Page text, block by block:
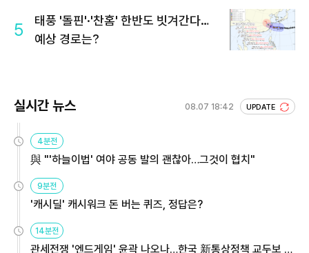
5
태풍 '돌핀'·'찬홈' 한반도 빗겨간다…
예상 경로는?
실시간 뉴스 08.07 18:42 UPDATE
4분전
與 "'하늘이법' 여야 공동 발의 괜찮아…그것이 협치"
9분전
'캐시딜' 캐시워크 돈 버는 퀴즈, 정답은?
14분전
관세전쟁 '엔드게임' 윤곽 나오나…한국 新통상정책 교두보 활